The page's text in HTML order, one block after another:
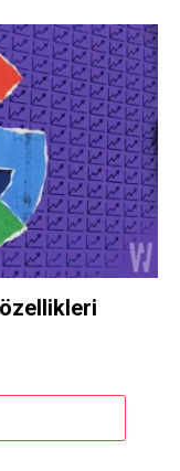
özellikleri